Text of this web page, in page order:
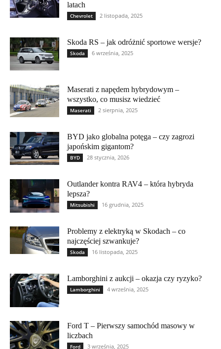
latach
Chevrolet 2 listopada, 2025
Skoda RS – jak odróżnić sportowe wersje?
Skoda 6 września, 2025
Maserati z napędem hybrydowym –
wszystko, co musisz wiedzieć
Maserati 2 sierpnia, 2025
BYD jako globalna potęga – czy zagrozi
japońskim gigantom?
BYD 28 stycznia, 2026
Outlander kontra RAV4 – która hybryda
lepsza?
Mitsubishi 16 grudnia, 2025
Problemy z elektryką w Skodach – co
najczęściej szwankuje?
Skoda 16 listopada, 2025
Lamborghini z aukcji – okazja czy ryzyko?
Lamborghini 4 września, 2025
Ford T – Pierwszy samochód masowy w
liczbach
Ford 3 września, 2025